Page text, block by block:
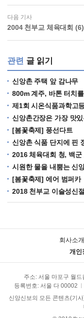
다음 기사
2004 천부교 체육대회 (6)
관련 글 읽기
신앙촌 주택 앞 감나무
800m 계주, 바톤 터치
제1회 시온식품과학고
신앙촌간장은 가장 맛
[봄꽃축제] 풍선다트
신앙촌 식품 단지에 핀
2016 체육대회 청, 백군
시원한 물을 내뿜는 신
[봄꽃축제] 에어 범퍼카
2018 천부교 이슬성신
회사소개
개인
주소: 서울 마포구 월
등록번호: 서울 다 00002
신앙신보의 모든 콘텐츠(기